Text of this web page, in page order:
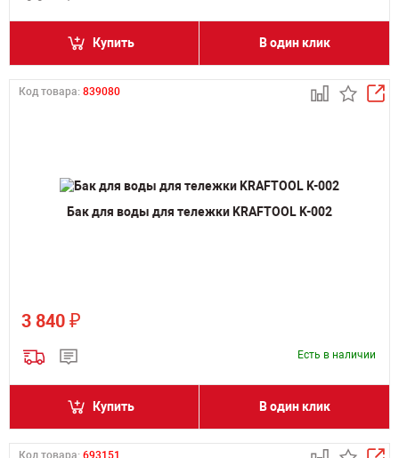
Купить В один клик
Код товара: 839080
Бак для воды для тележки KRAFTOOL K-002
3 840 ₽
Есть в наличии
Купить В один клик
Код товара: 693151